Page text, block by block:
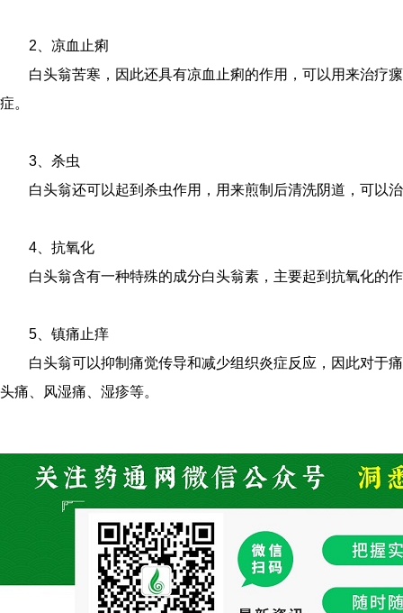
2、凉血止痢
白头翁苦寒，因此还具有凉血止痢的作用，可以用来治疗
症。
3、杀虫
白头翁还可以起到杀虫作用，用来煎制后清洗阴道，可以
4、抗氧化
白头翁含有一种特殊的成分白头翁素，主要起到抗氧化的
5、镇痛止痒
白头翁可以抑制痛觉传导和减少组织炎症反应，因此对于
头痛、风湿痛、湿疹等。